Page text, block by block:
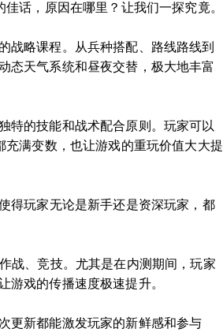
话，原因在哪里？让我们一探究竟。
战略课程。从兵种搭配、路线路线到
态天气系统和昼夜交替，极大地丰富
特的技能和战术配合原则。玩家可以
充满变数，也让游戏的重玩价值大大提
得玩家无论是新手还是资深玩家，都
战、竞技。尤其是在内测期间，玩家
戏的传播速度极速提升。
更新都能激发玩家的新鲜感和参与